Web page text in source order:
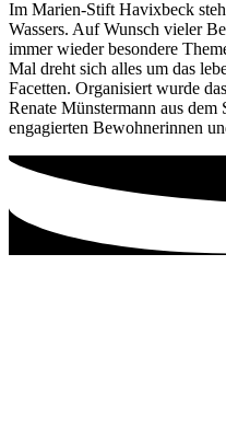
Im Marien-Stift Havixbeck
Wassers. Auf Wunsch vieler
immer wieder besondere
Mal dreht sich alles um das
Facetten. Organisiert wurde
Renate Münstermann aus dem
engagierten Bewohnerinnen